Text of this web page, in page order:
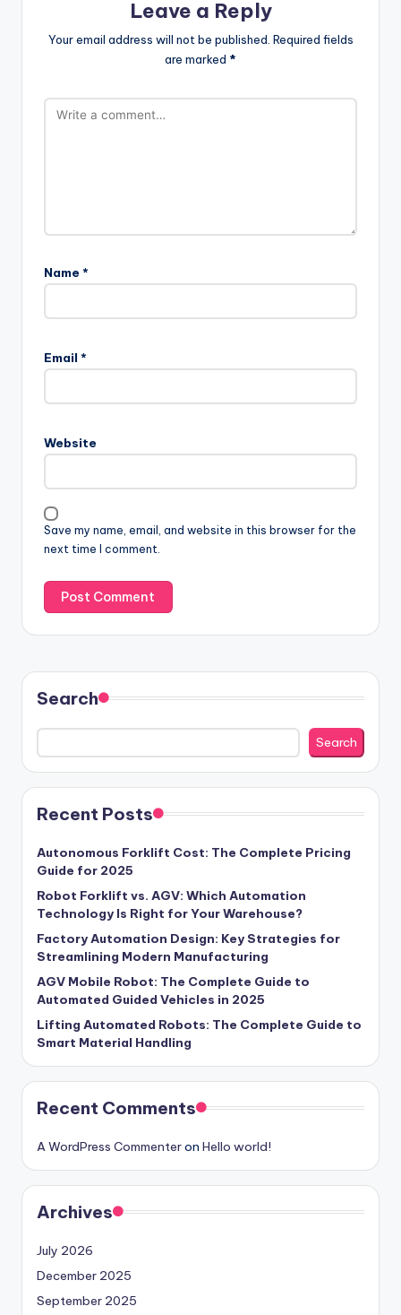
Leave a Reply
Your email address will not be published. Required fields
are marked *
Name *
Email *
Website
Save my name, email, and website in this browser for the
next time I comment.
Search
Search
Recent Posts
Autonomous Forklift Cost: The Complete Pricing
Guide for 2025
Robot Forklift vs. AGV: Which Automation
Technology Is Right for Your Warehouse?
Factory Automation Design: Key Strategies for
Streamlining Modern Manufacturing
AGV Mobile Robot: The Complete Guide to
Automated Guided Vehicles in 2025
Lifting Automated Robots: The Complete Guide to
Smart Material Handling
Recent Comments
A WordPress Commenteron Hello world!
Archives
July 2026
December 2025
September 2025